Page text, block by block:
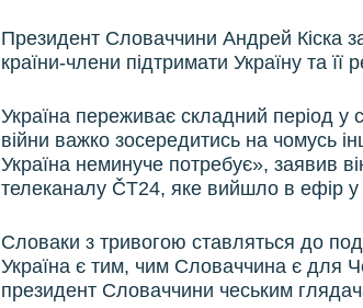
Президент Словаччини Андрей Кіска
країни-члени підтримати Україну та її
Україна переживає складний період у
війни важко зосередитись на чомусь
Україна неминуче потребує», заявив
телеканалу ČT24, яке вийшло в ефір у
Словаки з тривогою ставляться до
Україна є тим, чим Словаччина є для
президент Словаччини чеським